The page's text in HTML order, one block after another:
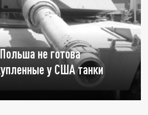
не готова
у США танки